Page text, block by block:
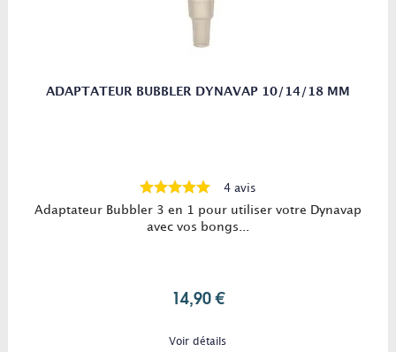
ADAPTATEUR BUBBLER DYNAVAP 10/14/18 MM
4 avis
Adaptateur Bubbler 3 en 1 pour utiliser votre Dynavap
avec vos bongs...
14,90 €
Voir détails